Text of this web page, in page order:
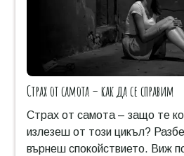
Страх от самота – как да се справим
Страх от самота – защо те
излезеш от този цикъл?
върнеш спокойствието. Виж